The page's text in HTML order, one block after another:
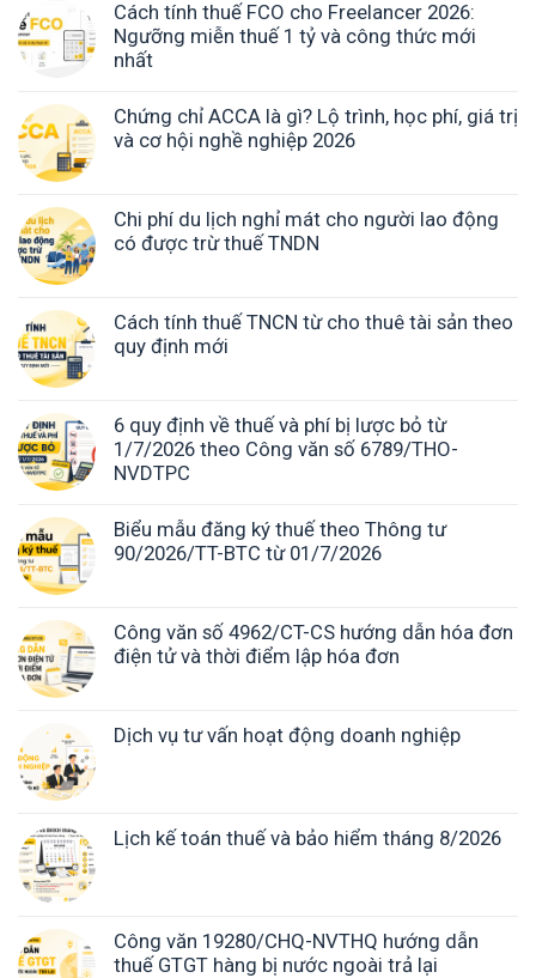
Cách tính thuế FCO cho Freelancer 2026:
Ngưỡng miễn thuế 1 tỷ và công thức mới
nhất
Chứng chỉ ACCA là gì? Lộ trình, học phí, giá trị
và cơ hội nghề nghiệp 2026
Chi phí du lịch nghỉ mát cho người lao động
có được trừ thuế TNDN
Cách tính thuế TNCN từ cho thuê tài sản theo
quy định mới
6 quy định về thuế và phí bị lược bỏ từ
1/7/2026 theo Công văn số 6789/THO-
NVDTPC
Biểu mẫu đăng ký thuế theo Thông tư
90/2026/TT-BTC từ 01/7/2026
Công văn số 4962/CT-CS hướng dẫn hóa đơn
điện tử và thời điểm lập hóa đơn
Dịch vụ tư vấn hoạt động doanh nghiệp
Lịch kế toán thuế và bảo hiểm tháng 8/2026
Công văn 19280/CHQ-NVTHQ hướng dẫn
thuế GTGT hàng bị nước ngoài trả lại